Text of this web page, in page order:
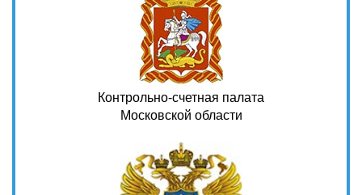
Контрольно-счетная палата
Московской области